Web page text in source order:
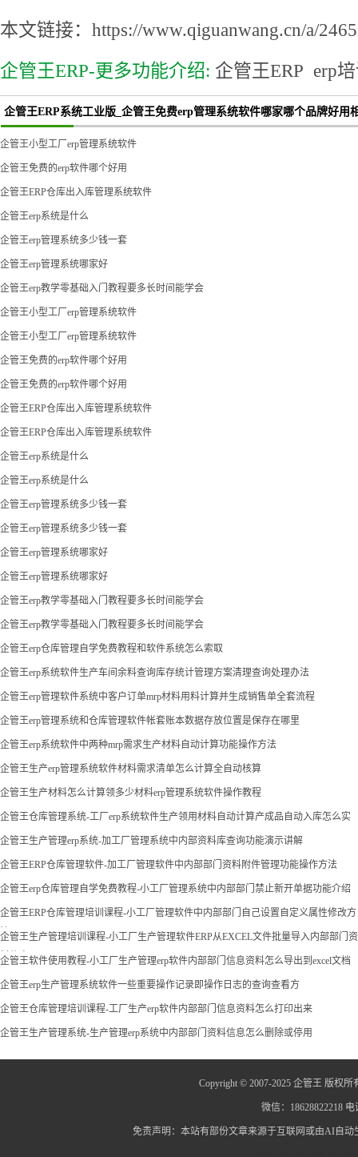
本文链接：https://www.qiguanwang.cn/a/
企管王ERP-更多功能介绍: 企管王ERP erp
企管王ERP系统工业版_企管王免费erp管理系统软件哪家哪个品牌好用
企管王小型工厂erp管理系统软件
企管王免费的erp软件哪个好用
企管王ERP仓库出入库管理系统软件
企管王erp系统是什么
企管王erp管理系统多少钱一套
企管王erp管理系统哪家好
企管王erp教学零基础入门教程要多长时间能学会
企管王小型工厂erp管理系统软件
企管王小型工厂erp管理系统软件
企管王免费的erp软件哪个好用
企管王免费的erp软件哪个好用
企管王ERP仓库出入库管理系统软件
企管王ERP仓库出入库管理系统软件
企管王erp系统是什么
企管王erp系统是什么
企管王erp管理系统多少钱一套
企管王erp管理系统多少钱一套
企管王erp管理系统哪家好
企管王erp管理系统哪家好
企管王erp教学零基础入门教程要多长时间能学会
企管王erp教学零基础入门教程要多长时间能学会
企管王erp仓库管理自学免费教程和软件系统怎么索取
企管王erp系统软件生产车间余料查询库存统计管理方案清理查询处理办法
企管王erp管理软件系统中客户订单mrp材料用料计算并生成销售单全套流程
企管王erp管理系统和仓库管理软件帐套账本数据存放位置是保存在哪里
企管王erp系统软件中两种mrp需求生产材料自动计算功能操作方法
企管王生产erp管理系统软件材料需求清单怎么计算全自动核算
企管王生产材料怎么计算领多少材料erp管理系统软件操作教程
企管王仓库管理系统-工厂erp系统软件生产领用材料自动计算产成品自动入库怎么实
现
企管王生产管理erp系统-加工厂管理系统中内部资料库查询功能演示讲解
企管王ERP仓库管理软件-加工厂管理软件中内部部门资料附件管理功能操作方法
企管王erp仓库管理自学免费教程-小工厂管理系统中内部部门禁止新开单据功能介绍
企管王ERP仓库管理培训课程-小工厂管理软件中内部部门自己设置自定义属性修改方
法
企管王生产管理培训课程-小工厂生产管理软件ERP从EXCEL文件批量导入内部部门资
料信息
企管王软件使用教程-小工厂生产管理erp软件内部部门信息资料怎么导出到excel文档
企管王erp生产管理系统软件一些重要操作记录即操作日志的查询查看方
企管王仓库管理培训课程-工厂生产erp软件内部部门信息资料怎么打印出来
企管王生产管理系统-生产管理erp系统中内部部门资料信息怎么删除或停用
Copyright © 2007-2025 企管王 版权所
微信：18628822218
免责声明：本站有部份文章来源于互联网或由AI自